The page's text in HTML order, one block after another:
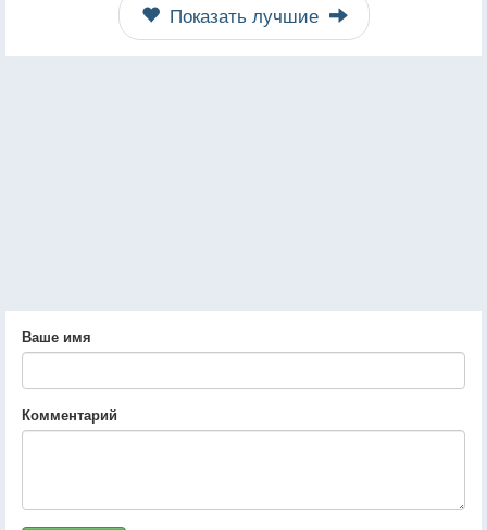
Показать лучшие
Ваше имя
Комментарий